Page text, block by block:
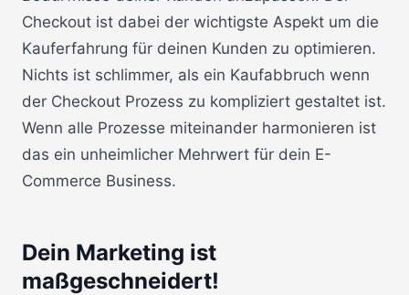
Checkout ist dabei der wichtigste Aspekt um die
Kauferfahrung für deinen Kunden zu optimieren.
Nichts ist schlimmer, als ein Kaufabbruch wenn
der Checkout Prozess zu kompliziert gestaltet ist.
Wenn alle Prozesse miteinander harmonieren ist
das ein unheimlicher Mehrwert für dein E-
Commerce Business.
Dein Marketing ist
maßgeschneidert!